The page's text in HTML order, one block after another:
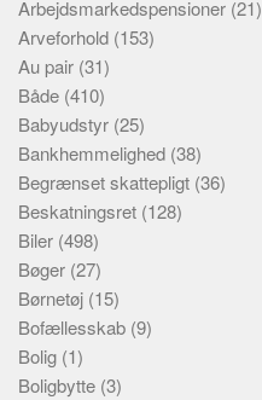
Arbejdsmarkedspensioner (21)
Arveforhold (153)
Au pair (31)
Både (410)
Babyudstyr (25)
Bankhemmelighed (38)
Begrænset skattepligt (36)
Beskatningsret (128)
Biler (498)
Bøger (27)
Børnetøj (15)
Bofællesskab (9)
Bolig (1)
Boligbytte (3)